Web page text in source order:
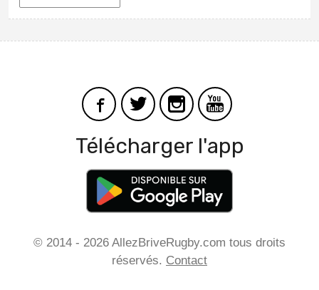
Télécharger l'app
© 2014 - 2026 AllezBriveRugby.com tous droits
réservés. Contact